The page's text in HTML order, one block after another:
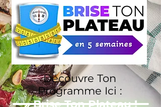
Découvre Ton
Programme Ici :
» Brise Ton Plateau !